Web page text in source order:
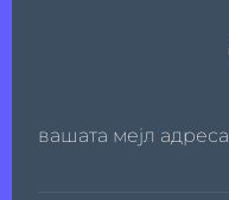
вашата мејл адреса